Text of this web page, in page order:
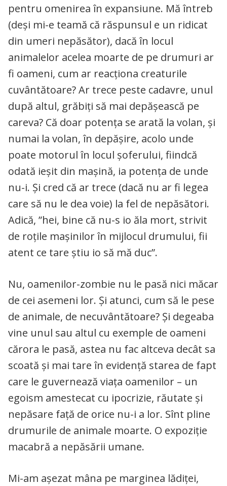
pentru omenirea în expansiune. Mă întreb
(deși mi-e teamă că răspunsul e un ridicat
din umeri nepăsător), dacă în locul
animalelor acelea moarte de pe drumuri ar
fi oameni, cum ar reacționa creaturile
cuvântătoare? Ar trece peste cadavre, unul
după altul, grăbiți să mai depășească pe
careva? Că doar potența se arată la volan, și
numai la volan, în depășire, acolo unde
poate motorul în locul șoferului, fiindcă
odată ieșit din mașină, ia potența de unde
nu-i. Și cred că ar trece (dacă nu ar fi legea
care să nu le dea voie) la fel de nepăsători.
Adică, ”hei, bine că nu-s io ăla mort, strivit
de roțile mașinilor în mijlocul drumului, fii
atent ce tare știu io să mă duc”.
Nu, oamenilor-zombie nu le pasă nici măcar
de cei asemeni lor. Și atunci, cum să le pese
de animale, de necuvântătoare? Și degeaba
vine unul sau altul cu exemple de oameni
cărora le pasă, astea nu fac altceva decât sa
scoată și mai tare în evidență starea de fapt
care le guvernează viața oamenilor – un
egoism amestecat cu ipocrizie, răutate și
nepăsare față de orice nu-i a lor. Sînt pline
drumurile de animale moarte. O expoziție
macabră a nepăsării umane.
Mi-am așezat mâna pe marginea lădiței,